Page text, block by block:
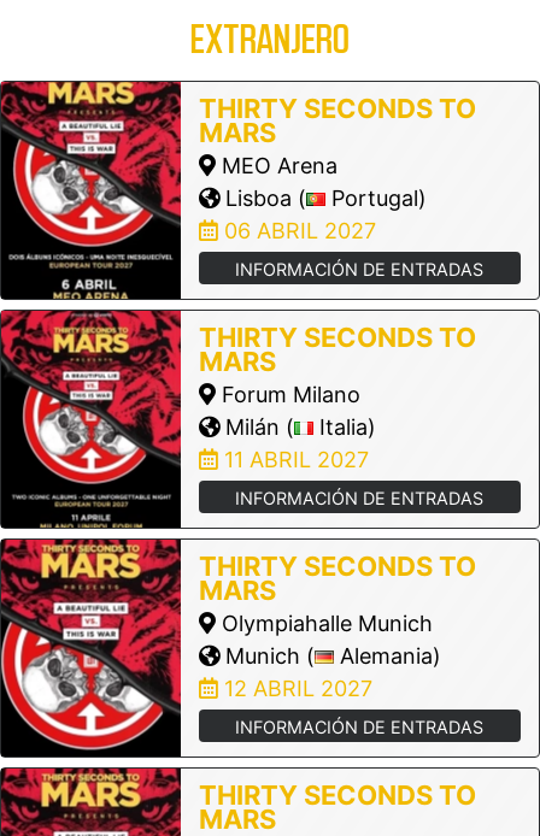
EXTRANJERO
THIRTY SECONDS TO
MARS
MEO Arena
Lisboa (
Portugal)
06 ABRIL 2027
INFORMACIÓN DE ENTRADAS
THIRTY SECONDS TO
MARS
Forum Milano
Milán (
Italia)
11 ABRIL 2027
INFORMACIÓN DE ENTRADAS
THIRTY SECONDS TO
MARS
Olympiahalle Munich
Munich (
Alemania)
12 ABRIL 2027
INFORMACIÓN DE ENTRADAS
THIRTY SECONDS TO
MARS